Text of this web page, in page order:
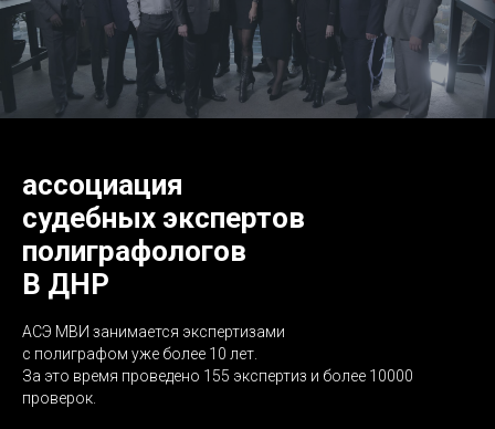
ассоциация
судебных экспертов
полиграфологов
В ДНР
АСЭ МВИ занимается экспертизами
с полиграфом уже более 10 лет.
За это время проведено 155 экспертиз и более 10000
проверок.